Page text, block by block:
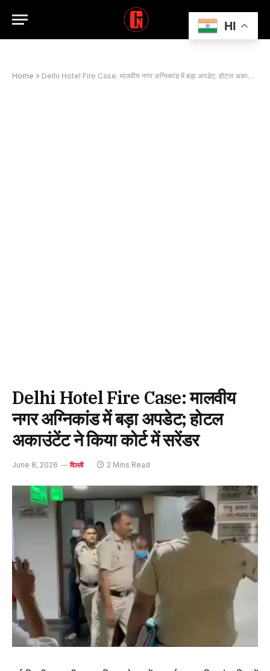
Home » Delhi Hotel Fire Case: मालवीय नगर अग्निकांड में बड़ा अपडेट; होटल अकाउंटेंट ने किया कोर्ट में सरेंडर
Delhi Hotel Fire Case: मालवीय
नगर अग्निकांड में बड़ा अपडेट; होटल
अकाउंटेंट ने किया कोर्ट में सरेंडर
June 8, 2026 दिल्ली 2 Mins Read
HI